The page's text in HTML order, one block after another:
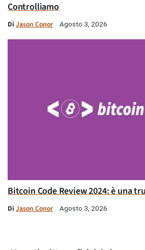
Controlliamo
Di Jason Conor Agosto 3, 2026
Bitcoin Code Review 2024: è una
Di Jason Conor Agosto 3, 2026